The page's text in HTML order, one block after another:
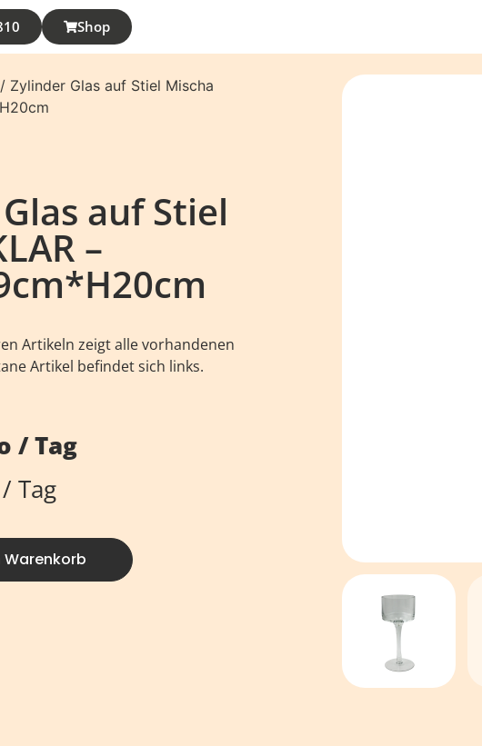
Shop
/ Zylinder Glas auf Stiel Mischa
auf Stiel
–
Artikeln zeigt alle vorhandenen
Artikel befindet sich links.
/ Tag
Tag
Warenkorb